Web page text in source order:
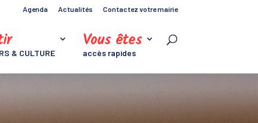
Agenda Actualités Contactez votre mairie
& CULTURE
Vous êtes
accès rapides